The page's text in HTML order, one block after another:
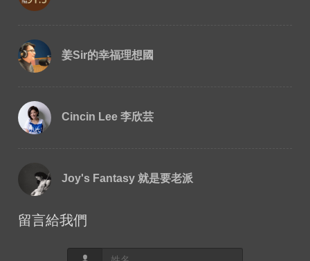
姜Sir的幸福理想國
Cincin Lee 李欣芸
Joy's Fantasy 就是要老派
留言給我們